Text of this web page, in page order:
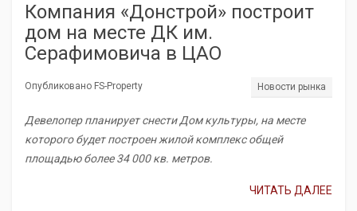
Компания «Донстрой» построит
дом на месте ДК им.
Серафимовича в ЦАО
Опубликовано FS-Property Новости рынка
Девелопер планирует снести Дом культуры, на месте
которого будет построен жилой комплекс общей
площадью более 34 000 кв. метров.
ЧИТАТЬ ДАЛЕЕ